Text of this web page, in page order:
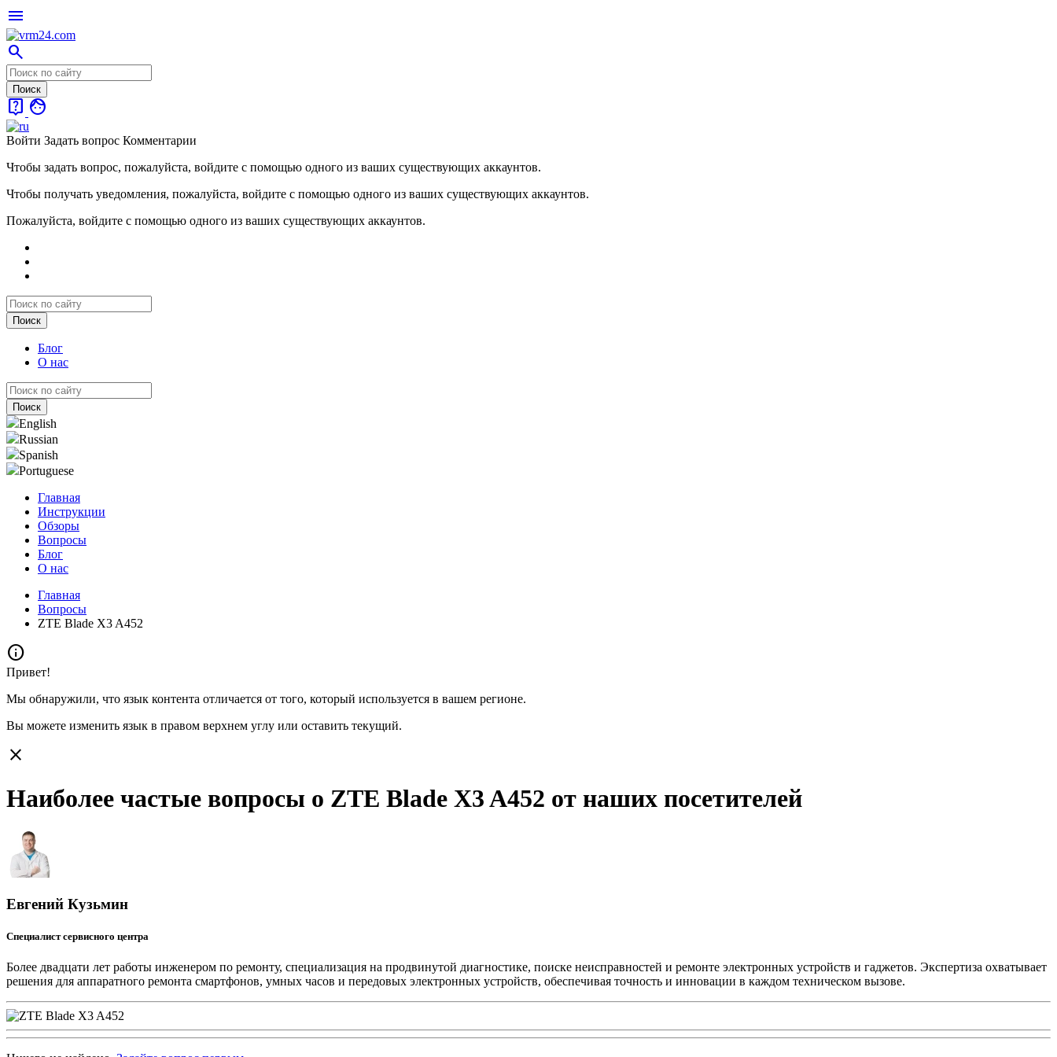
menu
search
live_help face
Войти Задать вопрос Комментарии
Чтобы задать вопрос, пожалуйста, войдите с помощью одного из ваших существующих аккаунтов.
Чтобы получать уведомления, пожалуйста, войдите с помощью одного из ваших существующих аккаунтов.
Пожалуйста, войдите с помощью одного из ваших существующих аккаунтов.
Блог
О нас
English
Russian
Spanish
Portuguese
Главная
Инструкции
Обзоры
Вопросы
Блог
О нас
Главная
Вопросы
ZTE Blade X3 A452
info
Привет!
Мы обнаружили, что язык контента отличается от того, который используется в вашем регионе.
Вы можете изменить язык в правом верхнем углу или оставить текущий.
close
Наиболее частые вопросы о ZTE Blade X3 A452 от наших посетителей
Евгений Кузьмин
Специалист сервисного центра
Более двадцати лет работы инженером по ремонту, специализация на продвинутой диагностике, поиске неисправностей и ремонте электронных устройств и гаджетов. Экспертиза охватывает
решения для аппаратного ремонта смартфонов, умных часов и передовых электронных устройств, обеспечивая точность и инновации в каждом техническом вызове.